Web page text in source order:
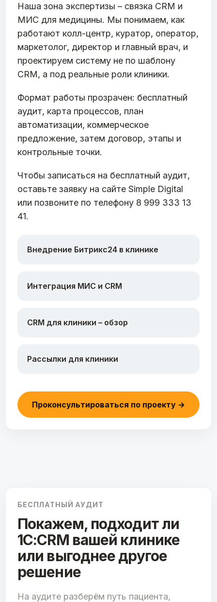
Наша зона экспертизы – связка CRM и
МИС для медицины. Мы понимаем, как
работают колл-центр, куратор, оператор,
маркетолог, директор и главный врач, и
проектируем систему не по шаблону
CRM, а под реальные роли клиники.
Формат работы прозрачен: бесплатный
аудит, карта процессов, план
автоматизации, коммерческое
предложение, затем договор, этапы и
контрольные точки.
Чтобы записаться на бесплатный аудит,
оставьте заявку на сайте Simple Digital
или позвоните по телефону 8 999 333 13
41.
Внедрение Битрикс24 в клинике
Интеграция МИС и CRM
CRM для клиники – обзор
Рассылки для клиники
Проконсультироваться по проекту →
БЕСПЛАТНЫЙ АУДИТ
Покажем, подходит ли
1С:CRM вашей клинике
или выгоднее другое
решение
На аудите разберём путь пациента,